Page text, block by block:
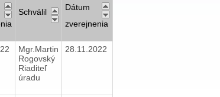
Schválil
Dátum
zverejnenia
Mgr.Martin
Rogovský
Riaditeľ
úradu
28.11.2022